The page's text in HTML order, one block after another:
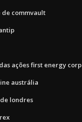
de commvault
ações first energy corp
austrália
londres